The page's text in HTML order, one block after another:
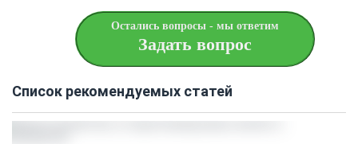
Остались вопросы - мы ответим
Задать вопрос
Список рекомендуемых статей